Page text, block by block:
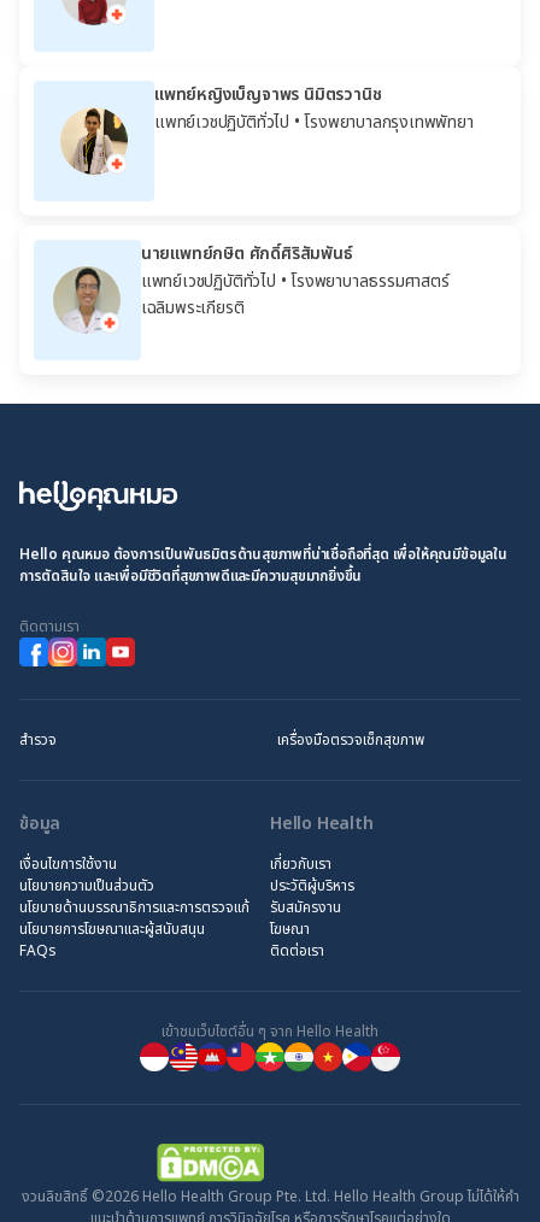
แพทย์หญิงเบ็ญจาพร นิมิตรวานิช
แพทย์เวชปฏิบัติทั่วไป • โรงพยาบาลกรุงเทพพัทยา
นายแพทย์กษิต ศักดิ์ศิริสัมพันธ์
แพทย์เวชปฏิบัติทั่วไป • โรงพยาบาลธรรมศาสตร์
เฉลิมพระเกียรติ
Hello คุณหมอ ต้องการเป็นพันธมิตรด้านสุขภาพที่น่าเชื่อถือที่สุด เพื่อให้คุณมีข้อมูลใน
การตัดสินใจ และเพื่อมีชีวิตที่สุขภาพดีและมีความสุขมากยิ่งขึ้น
ติดตามเรา
สำรวจ เครื่องมือตรวจเช็กสุขภาพ
ข้อมูล
เงื่อนไขการใช้งาน
นโยบายความเป็นส่วนตัว
นโยบายด้านบรรณาธิการและการตรวจแก้
นโยบายการโฆษณาและผู้สนับสนุน
FAQs
Hello Health
เกี่ยวกับเรา
ประวัติผู้บริหาร
รับสมัครงาน
โฆษณา
ติดต่อเรา
เข้าชมเว็บไซต์อื่น ๆ จาก Hello Health
งวนลิขสิทธิ์ ©2026 Hello Health Group Pte. Ltd. Hello Health Group ไม่ได้ให้คำ